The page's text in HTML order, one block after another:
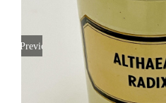
Previous